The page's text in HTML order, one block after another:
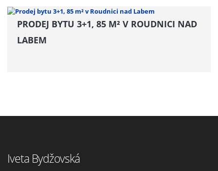
PRODEJ BYTU 3+1, 85 M² V ROUDNICI NAD
LABEM
Iveta Bydžovská